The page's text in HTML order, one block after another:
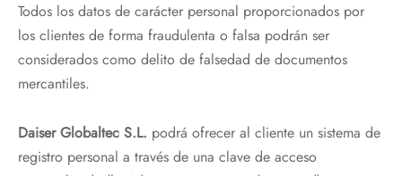
Todos los datos de carácter personal proporcionados por
los clientes de forma fraudulenta o falsa podrán ser
considerados como delito de falsedad de documentos
mercantiles.
Daiser Globaltec S.L. podrá ofrecer al cliente un sistema de
registro personal a través de una clave de acceso